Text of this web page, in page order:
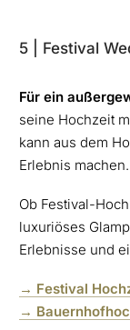
5 | Festival
Für ein
seine Hochzeit
kann aus dem
Erlebnis machen.
Ob Festival-
luxuriöses
Erlebnisse und
→ Festival
→